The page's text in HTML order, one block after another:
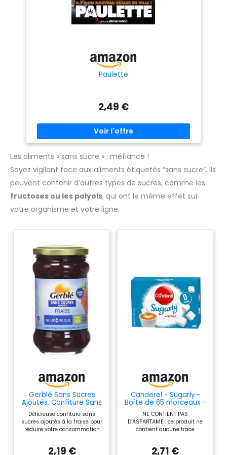
Paulette
2,49 €
Les aliments « sans sucre » : méfiance !
Soyez vigilant face aux aliments étiquetés “sans sucre”. Ils
peuvent contenir d’autres types de sucres, comme les
fructoses ou les polyols, qui ont le même effet sur
votre organisme et votre ligne.
Gerblé Sans Sucres
Ajoutés, Confiture Sans
Sucre à la Fraise, Riche
en Fibres, Au Maltitol,
320 g, 185448
Délicieuse confiture sans
sucres ajoutés à la fraise pour
réduire votre consommation
rapport à une confiture
2,19 €
Canderel - Sugarly -
Boîte de 65 morceaux -
Zéro Calorie, Zéro
Sucre - Édulcorant |130g
NE CONTIENT PAS
D’ASPARTAME : ce produit ne
contient aucune trace
consommation a été
2,71 €